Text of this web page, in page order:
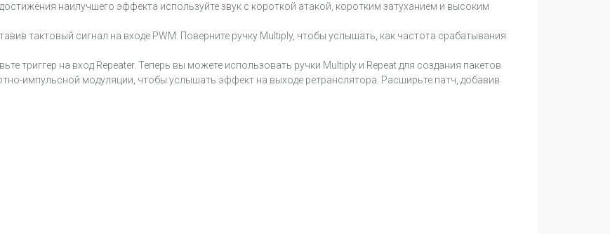
наилучшего эффекта используйте звук с короткой атакой, коротким затуханием и высоким
тактовый сигнал на входе PWM. Поверните ручку Multiply, чтобы услышать, как частота срабатывания
триггер на вход Repeater. Теперь вы можете использовать ручки Multiply и Repeat для создания пакетов
импульсной модуляции, чтобы услышать эффект на выходе ретранслятора. Расширьте патч, добавив